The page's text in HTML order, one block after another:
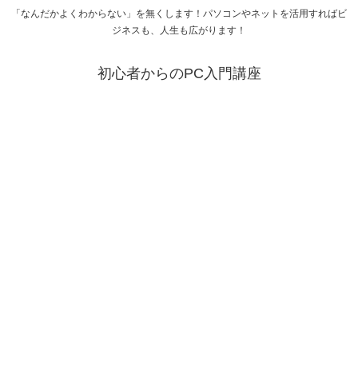
「なんだかよくわからない」を無くします！パソコンやネットを活用すればビ
ジネスも、人生も広がります！
初心者からのPC入門講座